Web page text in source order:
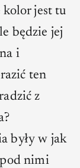
kolor jest tu
będzie jej
i
ten
z
były w jak
nimi